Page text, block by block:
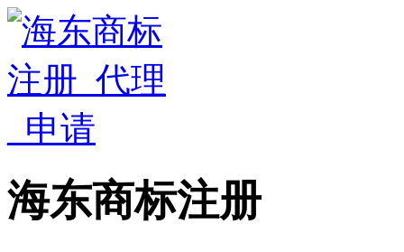
海东商标注册